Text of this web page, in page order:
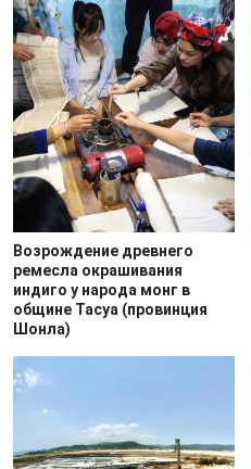
Возрождение древнего
ремесла окрашивания
индиго у народа монг в
общине Тасуа (провинция
Шонла)